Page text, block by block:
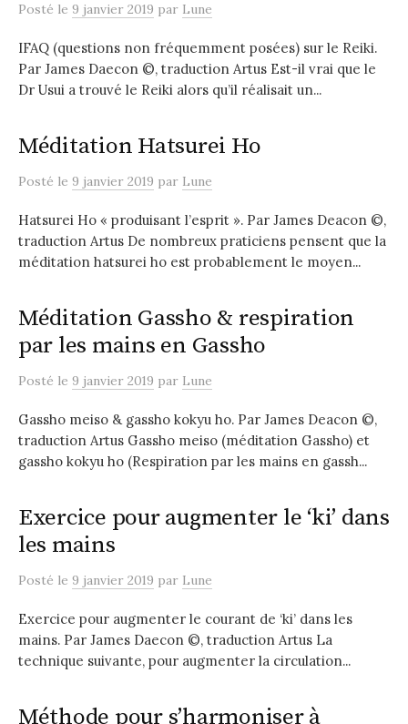
Posté le 9 janvier 2019 par Lune
IFAQ (questions non fréquemment posées) sur le Reiki.
Par James Daecon ©, traduction Artus Est-il vrai que le
Dr Usui a trouvé le Reiki alors qu’il réalisait un...
Méditation Hatsurei Ho
Posté le 9 janvier 2019 par Lune
Hatsurei Ho « produisant l’esprit ». Par James Deacon ©,
traduction Artus De nombreux praticiens pensent que la
méditation hatsurei ho est probablement le moyen...
Méditation Gassho & respiration
par les mains en Gassho
Posté le 9 janvier 2019 par Lune
Gassho meiso & gassho kokyu ho. Par James Deacon ©,
traduction Artus Gassho meiso (méditation Gassho) et
gassho kokyu ho (Respiration par les mains en gassh...
Exercice pour augmenter le ‘ki’ dans
les mains
Posté le 9 janvier 2019 par Lune
Exercice pour augmenter le courant de ‘ki’ dans les
mains. Par James Daecon ©, traduction Artus La
technique suivante, pour augmenter la circulation...
Méthode pour s’harmoniser à